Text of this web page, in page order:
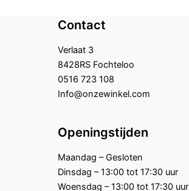
Contact
Verlaat 3
8428RS Fochteloo
0516 723 108
Info@onzewinkel.com
Openingstijden
Maandag – Gesloten
Dinsdag – 13:00 tot 17:30 uur
Woensdag – 13:00 tot 17:30 uur